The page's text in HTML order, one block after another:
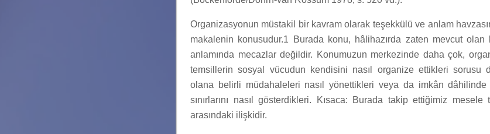
Organizasyonun müstakil bir kavram olarak teşekkülü ve anlam
makalenin konusudur.1 Burada konu, hâlihazırda zaten mevcut
anlamında mecazlar değildir. Konumuzun merkezinde daha çok,
temsillerin sosyal vücudun kendisini nasıl organize ettikleri sorusu
olana belirli müdahaleleri nasıl yönettikleri veya da imkân dâhilinde
sınırlarını nasıl gösterdikleri. Kısaca: Burada takip ettiğimiz
arasındaki ilişkidir.